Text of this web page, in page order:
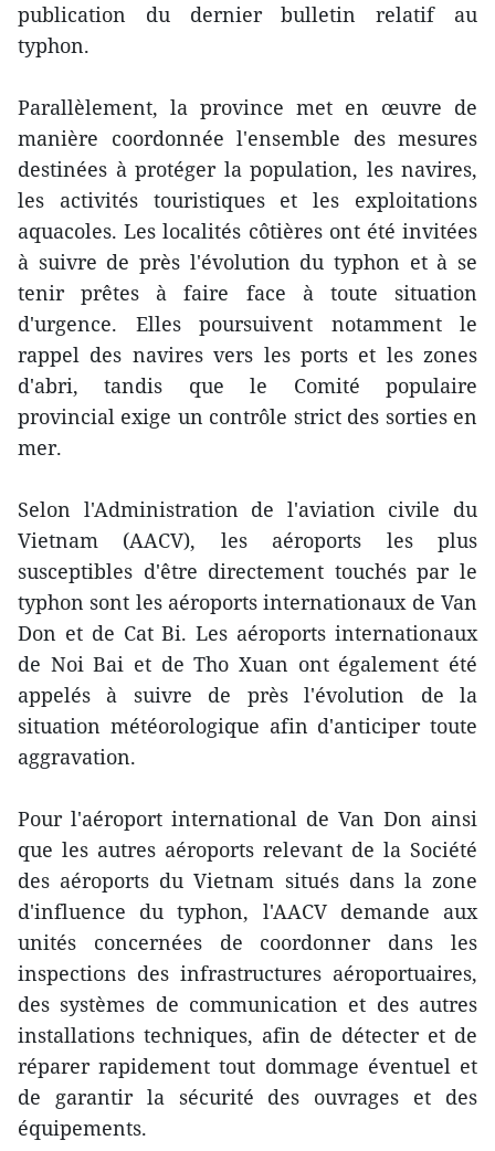
publication du dernier bulletin relatif au
typhon.
Parallèlement, la province met en œuvre de
manière coordonnée l'ensemble des mesures
destinées à protéger la population, les navires,
les activités touristiques et les exploitations
aquacoles. Les localités côtières ont été invitées
à suivre de près l'évolution du typhon et à se
tenir prêtes à faire face à toute situation
d'urgence. Elles poursuivent notamment le
rappel des navires vers les ports et les zones
d'abri, tandis que le Comité populaire
provincial exige un contrôle strict des sorties en
mer.
Selon l'Administration de l'aviation civile du
Vietnam (AACV), les aéroports les plus
susceptibles d'être directement touchés par le
typhon sont les aéroports internationaux de Van
Don et de Cat Bi. Les aéroports internationaux
de Noi Bai et de Tho Xuan ont également été
appelés à suivre de près l'évolution de la
situation météorologique afin d'anticiper toute
aggravation.
Pour l'aéroport international de Van Don ainsi
que les autres aéroports relevant de la Société
des aéroports du Vietnam situés dans la zone
d'influence du typhon, l'AACV demande aux
unités concernées de coordonner dans les
inspections des infrastructures aéroportuaires,
des systèmes de communication et des autres
installations techniques, afin de détecter et de
réparer rapidement tout dommage éventuel et
de garantir la sécurité des ouvrages et des
équipements.